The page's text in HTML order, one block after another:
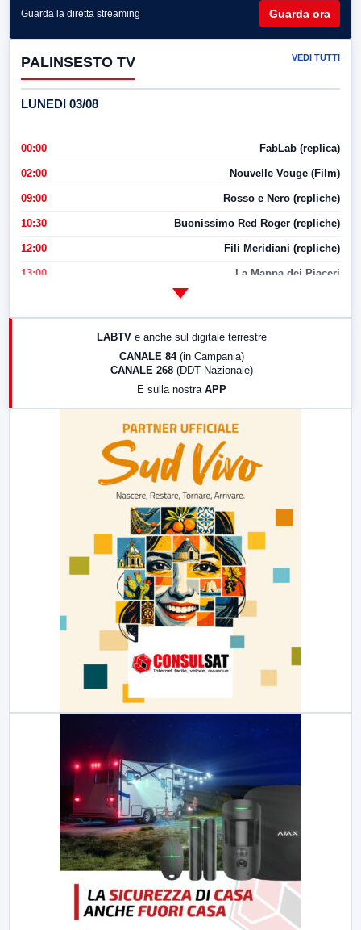
Guarda la diretta streaming Guarda ora
PALINSESTO TV VEDI TUTTI
LUNEDI 03/08
00:00 FabLab (replica)
02:00 Nouvelle Vouge (Film)
09:00 Rosso e Nero (repliche)
10:30 Buonissimo Red Roger (repliche)
12:00 Fili Meridiani (repliche)
13:00 La Mappa dei Piaceri
LABTV e anche sul digitale terrestre
CANALE 84 (in Campania)
CANALE 268 (DDT Nazionale)
E sulla nostra APP